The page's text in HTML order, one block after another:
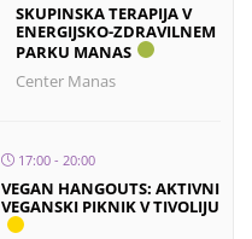
SKUPINSKA TERAPIJA V
ENERGIJSKO-ZDRAVILNEM
PARKU MANAS
Center Manas
17:00 - 20:00
VEGAN HANGOUTS: AKTIVNI
VEGANSKI PIKNIK V TIVOLIJU